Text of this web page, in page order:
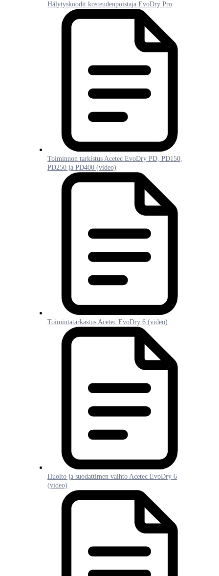
Hälytyskoodit kosteudenpoistaja EvoDry Pro
Toiminnon tarkistus Acetec EvoDry PD, PD150,
PD250 ja PD400 (video)
Toimintatarkastus Acetec EvoDry 6 (video)
Huolto ja suodattimen vaihto Acetec EvoDry 6
(video)